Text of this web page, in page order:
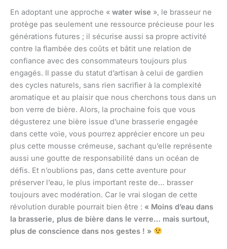
En adoptant une approche « water wise », le brasseur ne
protège pas seulement une ressource précieuse pour les
générations futures ; il sécurise aussi sa propre activité
contre la flambée des coûts et bâtit une relation de
confiance avec des consommateurs toujours plus
engagés. Il passe du statut d’artisan à celui de gardien
des cycles naturels, sans rien sacrifier à la complexité
aromatique et au plaisir que nous cherchons tous dans un
bon verre de bière. Alors, la prochaine fois que vous
dégusterez une bière issue d’une brasserie engagée
dans cette voie, vous pourrez apprécier encore un peu
plus cette mousse crémeuse, sachant qu’elle représente
aussi une goutte de responsabilité dans un océan de
défis. Et n’oublions pas, dans cette aventure pour
préserver l’eau, le plus important reste de… brasser
toujours avec modération. Car le vrai slogan de cette
révolution durable pourrait bien être : « Moins d’eau dans
la brasserie, plus de bière dans le verre… mais surtout,
plus de conscience dans nos gestes ! »